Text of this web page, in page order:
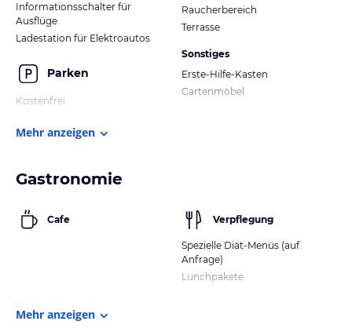
Informationsschalter für
Ausflüge
Ladestation für Elektroautos
Parken
Kostenfrei
Raucherbereich
Terrasse
Sonstiges
Erste-Hilfe-Kasten
Gartenmöbel
Mehr anzeigen
Gastronomie
Cafe Verpflegung
Spezielle Diät-Menüs (auf
Anfrage)
Lunchpakete
Mehr anzeigen